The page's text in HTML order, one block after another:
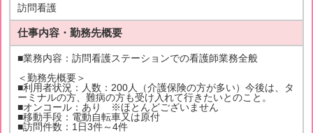
訪問看護
仕事内容・勤務先概要
■業務内容：訪問看護ステーションでの看護師業務全般
＜勤務先概要＞
■利用者状況：人数：200人（介護保険の方が多い）今後は、タ
ーミナルの方、難病の方も受け入れて行きたいとのこと。
■オンコール：あり ※ほとんどございません
■移動手段：電動自転車又は原付
■訪問件数：1日3件～4件